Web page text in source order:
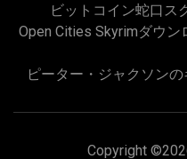
ビットコイン蛇口ス
Open Cities Skyrimダウ
ピーター・ジャクソン
Copyright ©